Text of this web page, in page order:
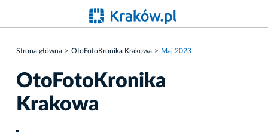
Strona główna OtoFotoKronika Krakowa Maj 2023
OtoFotoKronika
Krakowa